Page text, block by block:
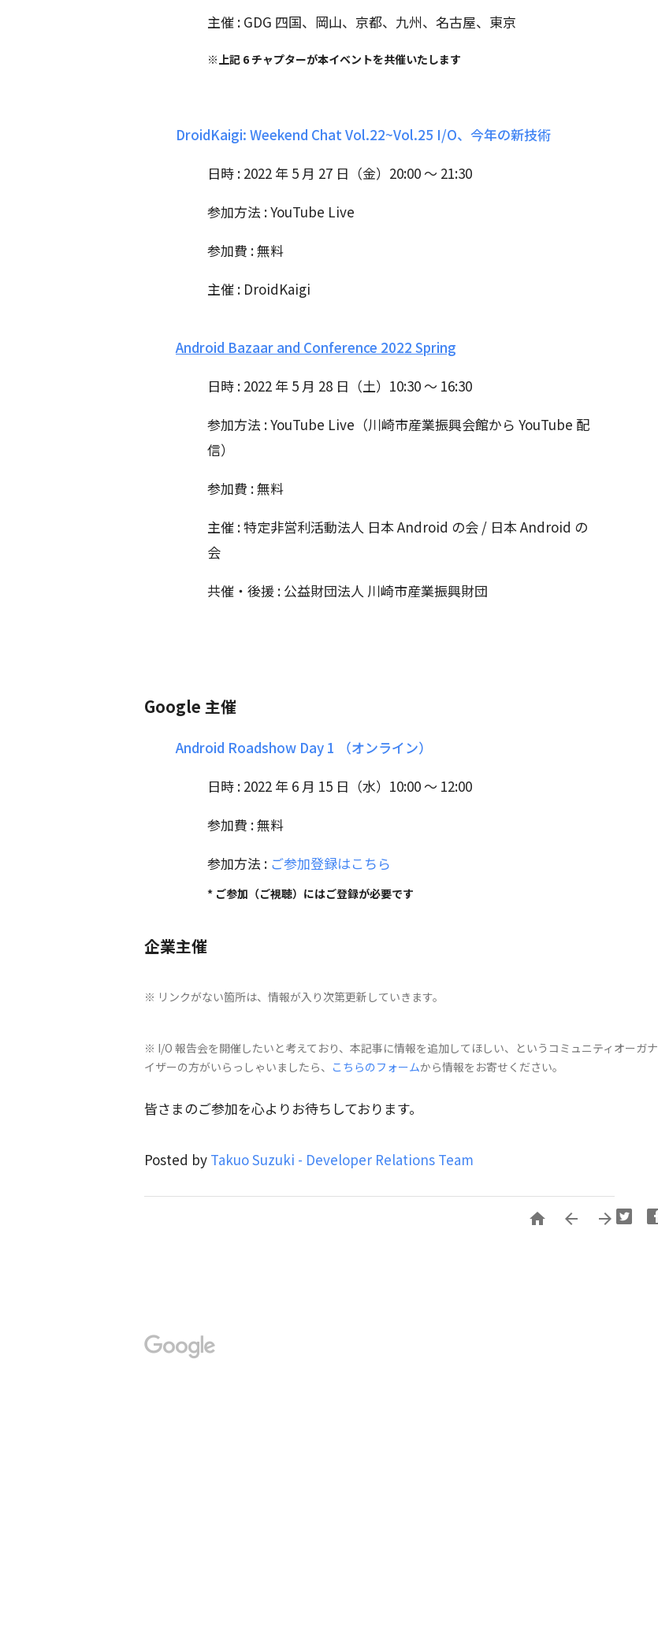
主催 : GDG 四国、岡山、京都、九州、名古屋、東京
※上記 6 チャプターが本イベントを共催いたします
DroidKaigi: Weekend Chat Vol.22~Vol.25 I/O、今年の新技術
日時 : 2022 年 5 月 27 日（金）20:00 ～ 21:30
参加方法 : YouTube Live
参加費 : 無料
主催 : DroidKaigi
Android Bazaar and Conference 2022 Spring
日時 : 2022 年 5 月 28 日（土）10:30 ～ 16:30
参加方法 : YouTube Live（川崎市産業振興会館から YouTube 配
信）
参加費 : 無料
主催 : 特定非営利活動法人 日本 Android の会 / 日本 Android の
会
共催・後援 : 公益財団法人 川崎市産業振興財団
Google 主催
Android Roadshow Day 1 （オンライン）
日時 : 2022 年 6 月 15 日（水）10:00 ～ 12:00
参加費 : 無料
参加方法 : ご参加登録はこちら
* ご参加（ご視聴）にはご登録が必要です
企業主催
※ リンクがない箇所は、情報が入り次第更新していきます。
※ I/O 報告会を開催したいと考えており、本記事に情報を追加してほしい、というコミュニティオーガナ
イザーの方がいらっしゃいましたら、 こちらのフォームから情報をお寄せください。
皆さまのご参加を心よりお待ちしております。
Posted by Takuo Suzuki - Developer Relations Team
  